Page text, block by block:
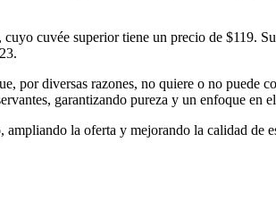
cuvée superior tiene un precio de $119.
por diversas razones, no quiere o no puede
garantizando pureza y un enfoque en
la oferta y mejorando la calidad de